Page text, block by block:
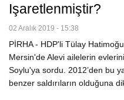
Işaretlenmiştir?
02 Aralık 2019 - 15:38
PİRHA - HDP'li Tülay
Mersin'de Alevi ailelerin
Soylu'ya sordu. 2012’den bu
benzer saldırıların olduğuna